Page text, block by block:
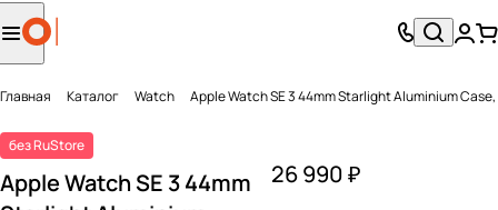
Главная Каталог Watch Apple Watch SE 3 44mm Starlight Aluminium
без RuStore
Apple Watch SE 3 44mm
26 990 ₽